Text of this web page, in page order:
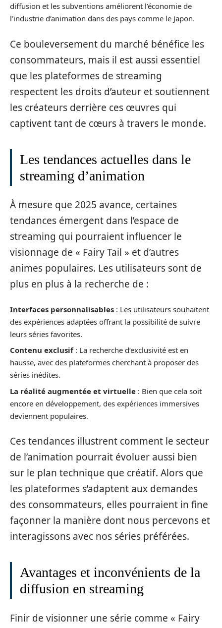
diffusion et les subventions améliorent l’économie de
l’industrie d’animation dans des pays comme le Japon.
Ce bouleversement du marché bénéfice les
consommateurs, mais il est aussi essentiel
que les plateformes de streaming
respectent les droits d’auteur et soutiennent
les créateurs derrière ces œuvres qui
captivent tant de cœurs à travers le monde.
Les tendances actuelles dans le
streaming d’animation
À mesure que 2025 avance, certaines
tendances émergent dans l’espace de
streaming qui pourraient influencer le
visionnage de « Fairy Tail » et d’autres
animes populaires. Les utilisateurs sont de
plus en plus à la recherche de :
Interfaces personnalisables : Les utilisateurs souhaitent
des expériences adaptées offrant la possibilité de suivre
leurs séries favorites.
Contenu exclusif: La recherche d’exclusivité est en
hausse, avec des plateformes cherchant à proposer des
séries inédites.
La réalité augmentée et virtuelle : Bien que cela soit
encore en développement, des expériences immersives
deviennent populaires.
Ces tendances illustrent comment le secteur
de l’animation pourrait évoluer aussi bien
sur le plan technique que créatif. Alors que
les plateformes s’adaptent aux demandes
des consommateurs, elles pourraient in fine
façonner la manière dont nous percevons et
interagissons avec nos séries préférées.
Avantages et inconvénients de la
diffusion en streaming
Finir de visionner une série comme « Fairy